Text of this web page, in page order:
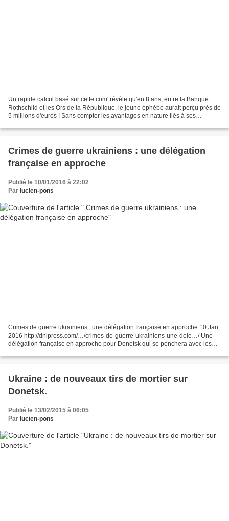
Un rapide calcul basé sur cette com' révèle qu'en 8 ans, entre la Banque
Rothschild et les Ors de la République, le jeune éphèbe aurait perçu près de
5 millions d'euros ! Sans compter les avantages en nature liés à ses
Crimes de guerre ukrainiens : une délégation
française en approche
Publié le 10/01/2016 à 22:02
Par lucien-pons
Crimes de guerre ukrainiens : une délégation française en approche 10 Jan
2016 http://dnipress.com/…/crimes-de-guerre-ukrainiens-une-dele…/ Une
délégation française en approche pour Donetsk qui se penchera avec les
Ukraine : de nouveaux tirs de mortier sur
Donetsk.
Publié le 13/02/2015 à 06:05
Par lucien-pons